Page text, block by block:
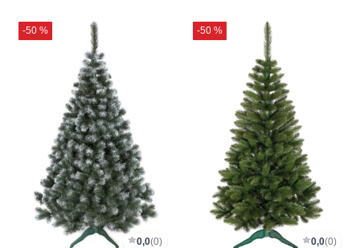
-50 %
0,0(0)
-50 %
0,0(0)